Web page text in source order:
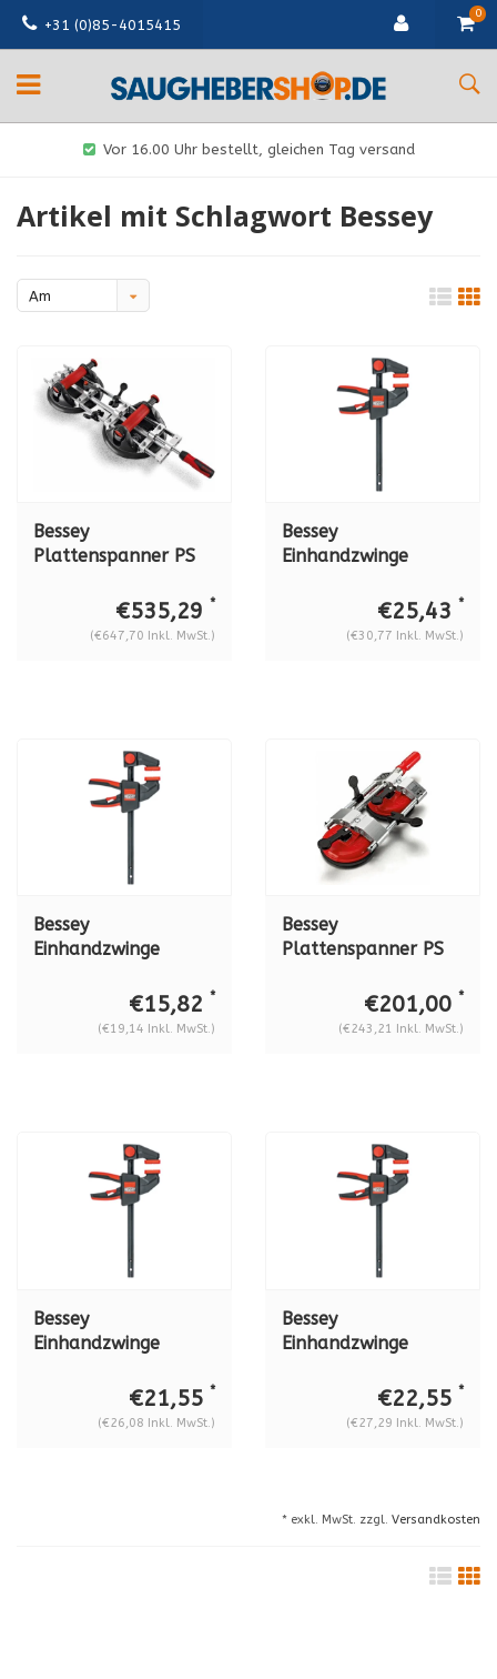
+31 (0)85-4015415
0
Vor 16.00 Uhr bestellt, gleichen Tag versand
Artikel mit Schlagwort Bessey
Am
angesehen
Bessey
Plattenspanner PS
€535,29 *
(€647,70 Inkl. MwSt.)
Bessey
Einhandzwinge
€25,43 *
(€30,77 Inkl. MwSt.)
Bessey
Einhandzwinge
€15,82 *
(€19,14 Inkl. MwSt.)
Bessey
Plattenspanner PS
€201,00 *
(€243,21 Inkl. MwSt.)
Bessey
Einhandzwinge
€21,55 *
(€26,08 Inkl. MwSt.)
Bessey
Einhandzwinge
€22,55 *
(€27,29 Inkl. MwSt.)
* exkl. MwSt. zzgl. Versandkosten